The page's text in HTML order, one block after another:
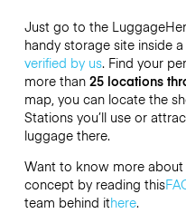
Just go to the
handy storage site inside
verified by us. Find your
more than 25 locations
map, you can locate the
Stations you’ll use or
luggage there.
Want to know more
concept by reading this
team behind ithere.